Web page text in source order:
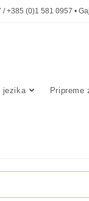
+385 (0)1 581 0957 •
jezika Pripreme